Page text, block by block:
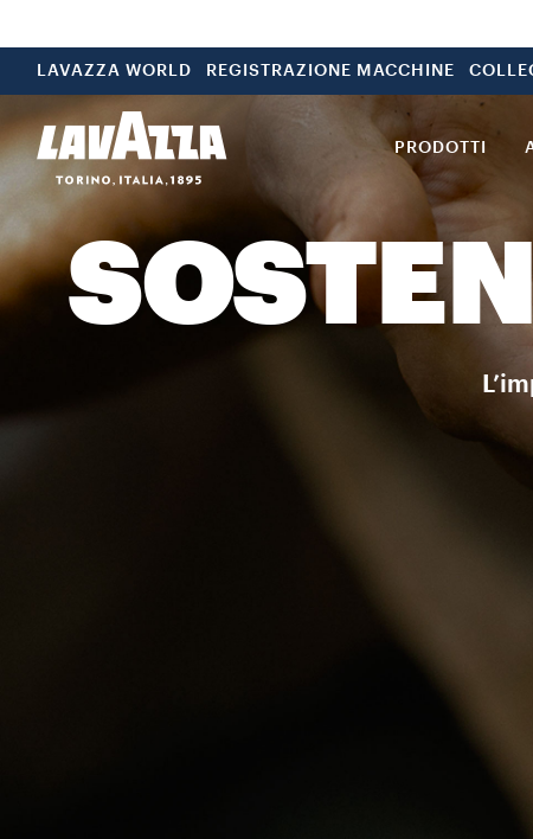
LAVAZZA WORLD REGISTRAZIONE MACCHINE
PRODOTTI